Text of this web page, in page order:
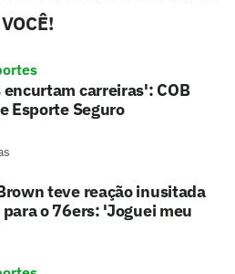
encurtam carreiras': COB
Esporte Seguro
teve reação inusitada
o 76ers: 'Joguei meu